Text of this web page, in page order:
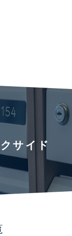
サイド